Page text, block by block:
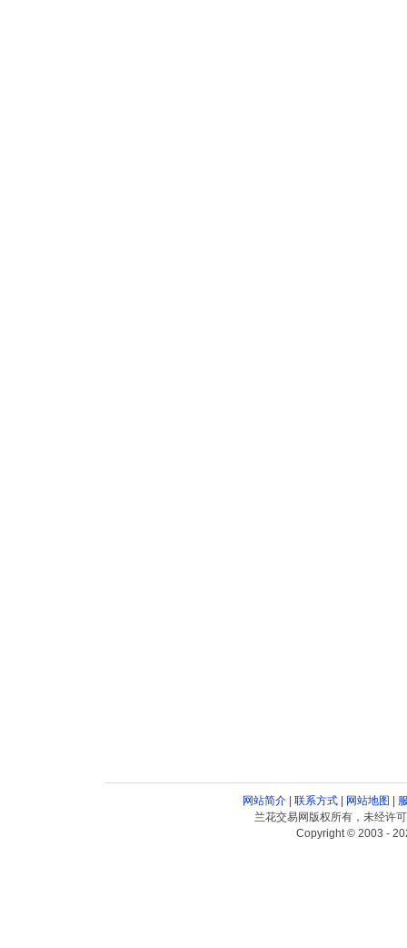
网站简介| 联系方式| 网站地图
兰花交易网版权所有，未经许
Copyright © 2003 -